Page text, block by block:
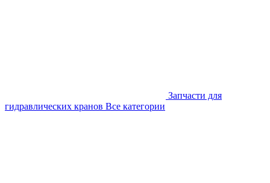
Запчасти для
гидравлических кранов Все категории